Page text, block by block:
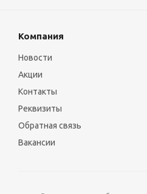
Компания
Новости
Акции
Контакты
Реквизиты
Обратная связь
Вакансии